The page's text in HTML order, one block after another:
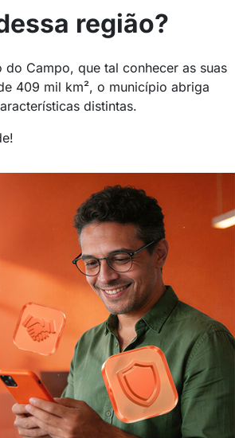
região?
Campo, que tal conhecer as suas
409 mil km², o município abriga
distintas.